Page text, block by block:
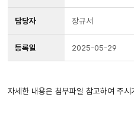
담당자 장규서
등록일 2025-05-29
자세한 내용은 첨부파일 참고하여 주시